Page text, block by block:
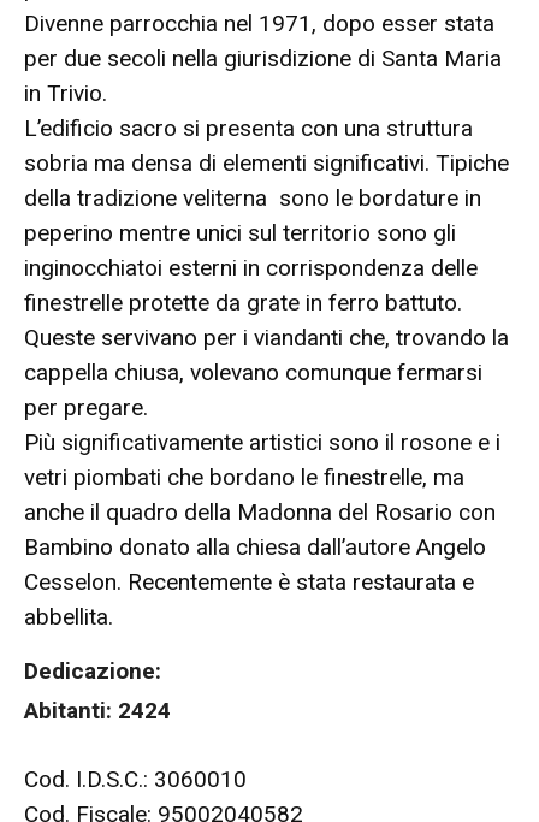
Divenne parrocchia nel 1971, dopo esser stata
per due secoli nella giurisdizione di Santa Maria
in Trivio.
L’edificio sacro si presenta con una struttura
sobria ma densa di elementi significativi. Tipiche
della tradizione veliterna sono le bordature in
peperino mentre unici sul territorio sono gli
inginocchiatoi esterni in corrispondenza delle
finestrelle protette da grate in ferro battuto.
Queste servivano per i viandanti che, trovando la
cappella chiusa, volevano comunque fermarsi
per pregare.
Più significativamente artistici sono il rosone e i
vetri piombati che bordano le finestrelle, ma
anche il quadro della Madonna del Rosario con
Bambino donato alla chiesa dall’autore Angelo
Cesselon. Recentemente è stata restaurata e
abbellita.
Dedicazione:
Abitanti: 2424
Cod. I.D.S.C.: 3060010
Cod. Fiscale: 95002040582